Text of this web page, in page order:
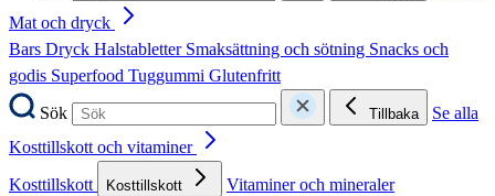
Mat och dryck
Bars Dryck Halstabletter Smaksättning och sötning Snacks och
godis Superfood Tuggummi Glutenfritt
Sök
Tillbaka
Se alla
Kosttillskott och vitaminer
Kosttillskott
Kosttillskott Vitaminer och mineraler